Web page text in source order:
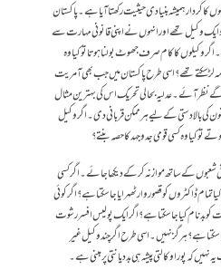
کا کردار ہمیشہ بنیادی حیثیت رکھتا آیا ہے۔ پاکستان
خود ایک وکیل تھے اور انہوں نے اپنی قانونی مہارت سے
وکیلوں کا کام صرف جھوٹ بولنا ہوتا تو کیا وہ
لڑ سکتے تھے؟ اسی طرح پاکستان میں جب بھی آمریت
آئے۔ عدلیہ بحالی تحریک اس کی بہترین مثال
بالادستی کے لیے ہر ممکن قربانی دی۔ اگر وکیل
کیا وہ کسی قومی جدوجہد کا حصہ بنتے؟
کے ساتھ موازنہ کر کے دیکھا جائے۔ اگر کسی
ڈاکٹروں کو قصوروار ٹھہرایا جا سکتا ہے؟ اگر کوئی
بدنام کیا جا سکتا ہے؟ اگر ایک پولیس افسر رشوت
ہے؟ ہرگز نہیں۔ اسی طرح اگر چند وکیل غیر
کہ پورا وکالتی پیشہ ہی بددیانتی پر مبنی ہے۔